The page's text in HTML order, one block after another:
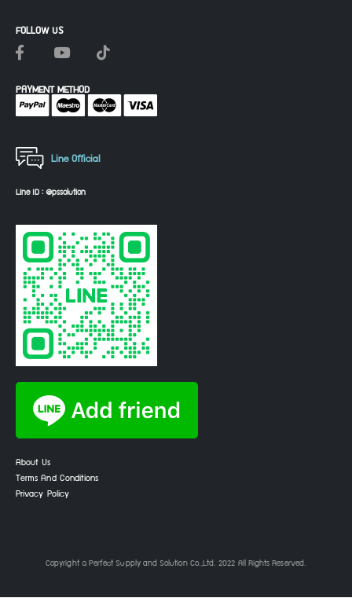
Line Official
Line ID : @pssolution
About Us
Terms And Conditions
Privacy Policy
FOLLOW US
PAYMENT METHOD
Copyright © Perfect Supply and Solution Co.,Ltd. 2022 All Rights Reserved.